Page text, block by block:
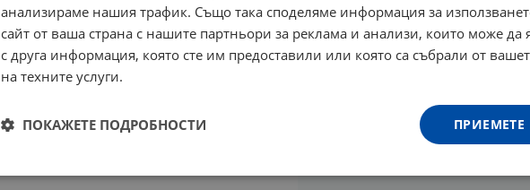
анализираме нашия трафик. Също така споделяме информация за
сайт от ваша страна с нашите партньори за реклама и анализи, които може да
с друга информация, която сте им предоставили или която са събрали от
на техните услуги.
ПОКАЖЕТЕ ПОДРОБНОСТИ